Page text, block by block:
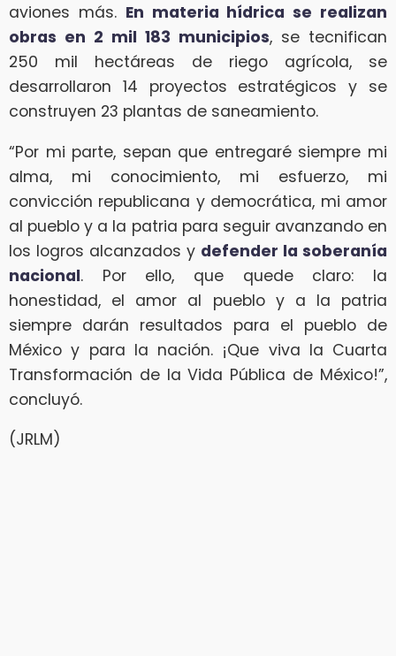
aviones más. En materia hídrica se realizan
obras en 2 mil 183 municipios, se tecnifican
250 mil hectáreas de riego agrícola, se
desarrollaron 14 proyectos estratégicos y se
construyen 23 plantas de saneamiento.
“Por mi parte, sepan que entregaré siempre mi
alma, mi conocimiento, mi esfuerzo, mi
convicción republicana y democrática, mi amor
al pueblo y a la patria para seguir avanzando en
los logros alcanzados y defender la soberanía
nacional. Por ello, que quede claro: la
honestidad, el amor al pueblo y a la patria
siempre darán resultados para el pueblo de
México y para la nación. ¡Que viva la Cuarta
Transformación de la Vida Pública de México!”,
concluyó.
(JRLM)